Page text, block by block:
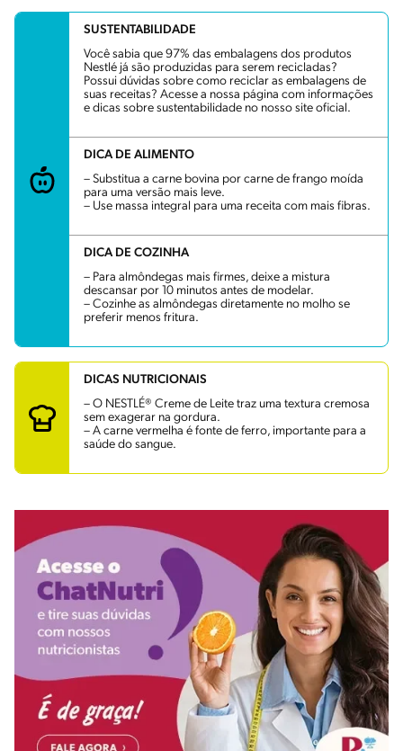
SUSTENTABILIDADE
Você sabia que 97% das embalagens dos produtos
Nestlé já são produzidas para serem recicladas?
Possui dúvidas sobre como reciclar as embalagens de
suas receitas? Acesse a nossa página com informações
e dicas sobre sustentabilidade no nosso site oficial.
DICA DE ALIMENTO
– Substitua a carne bovina por carne de frango moída
para uma versão mais leve.
– Use massa integral para uma receita com mais fibras.
DICA DE COZINHA
– Para almôndegas mais firmes, deixe a mistura
descansar por 10 minutos antes de modelar.
– Cozinhe as almôndegas diretamente no molho se
preferir menos fritura.
DICAS NUTRICIONAIS
– O NESTLÉ® Creme de Leite traz uma textura cremosa
sem exagerar na gordura.
– A carne vermelha é fonte de ferro, importante para a
saúde do sangue.